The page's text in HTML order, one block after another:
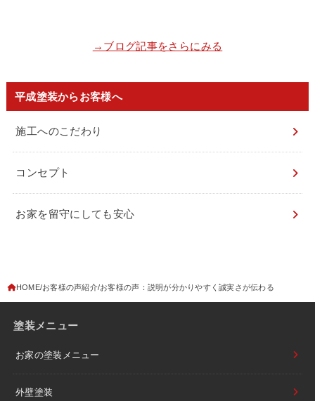
→ブログ記事をさらにみる
平成塗装からお客様へ
施工へのこだわり
コンセプト
お家を留守にしても安心
HOME お客様の声紹介 お客様の声：説明が分かりやすく誠実さが伝わる
塗装メニュー
お家の塗装メニュー
外壁塗装